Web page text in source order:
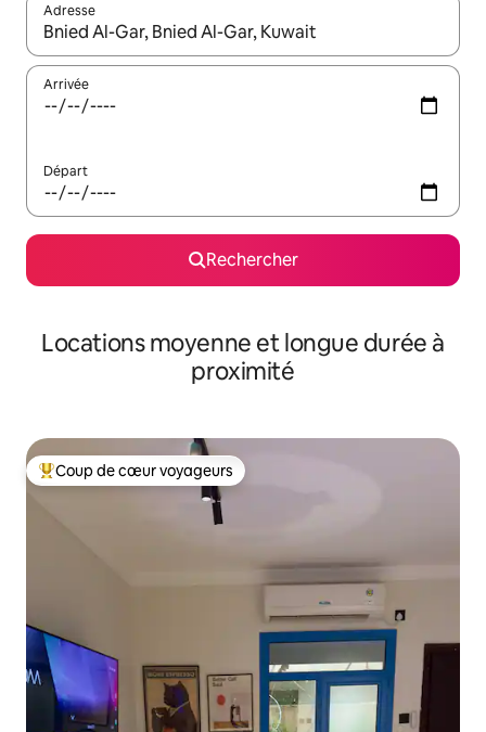
Adresse
Lorsque les résultats s'affichent, utilisez les flèches vers le
Arrivée
Départ
Rechercher
Locations moyenne et longue durée à
proximité
Coups de cœur voyageurs les plus appréciés
Coup de cœur voyageurs